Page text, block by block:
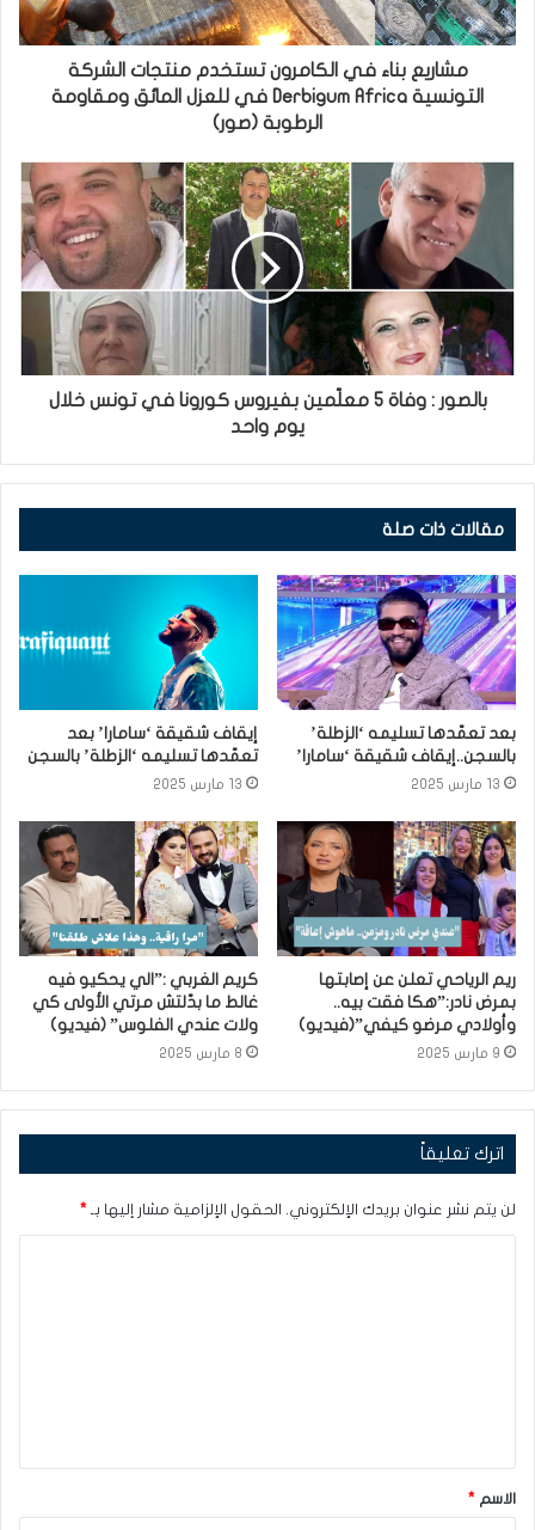
مشاريع بناء في الكامرون تستخدم منتجات الشركة
التونسية Derbigum Africa في للعزل المائق ومقاومة
الرطوبة (صور)
بالصور : وفاة 5 معلّمين بفيروس كورونا في تونس خلال
يوم واحد
مقالات ذات صلة
بعد تعمّدها تسليمه ‘الزطلة’
بالسجن..إيقاف شقيقة ‘سامارا’
13 مارس 2025
إيقاف شقيقة ‘سامارا’ بعد
تعمّدها تسليمه ‘الزطلة’ بالسجن
13 مارس 2025
ريم الرياحي تعلن عن إصابتها
بمرض نادر:”هكا فقت بيه..
وأولادي مرضو كيفي”(فيديو)
9 مارس 2025
كريم الغربي :”الي يحكيو فيه
غالط ما بدّلتش مرتي الأولى كي
ولات عندي الفلوس” (فيديو)
8 مارس 2025
اترك تعليقاً
لن يتم نشر عنوان بريدك الإلكتروني. الحقول الإلزامية مشار إليها بـ *
ق
*
الاسم *